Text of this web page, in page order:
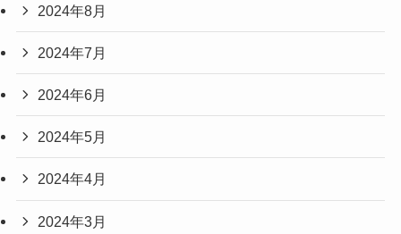
2024年8月
2024年7月
2024年6月
2024年5月
2024年4月
2024年3月